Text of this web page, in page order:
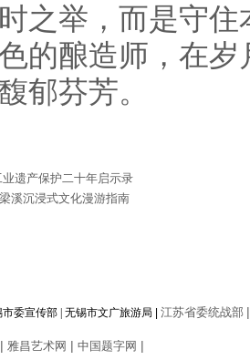
之举，而是守
的酿造师，在
郁芬芳。
遗产保护二十年启示录
溪沉浸式文化漫游指南
市委宣传部 无锡市文广旅游局 江苏省委统战部 |
| 雅昌艺术网 | 中国题字网 |